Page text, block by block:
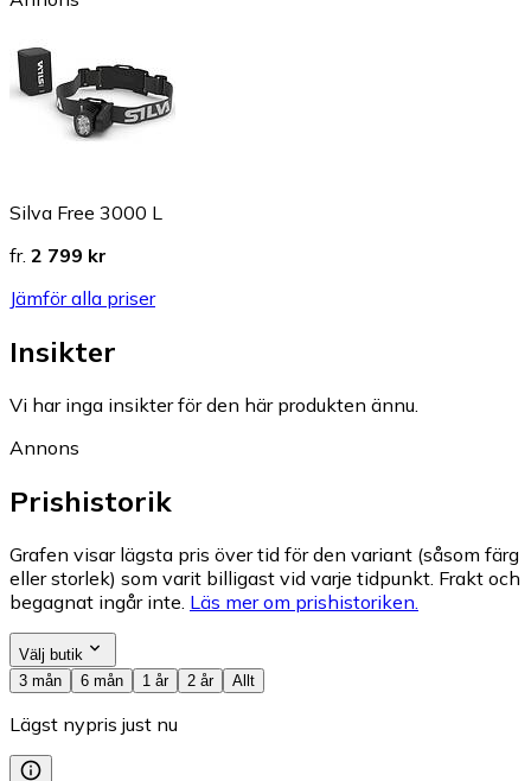
Silva Free 3000 L
fr. 2 799 kr
Jämför alla priser
Insikter
Vi har inga insikter för den här produkten ännu.
Annons
Prishistorik
Grafen visar lägsta pris över tid för den variant (såsom färg
eller storlek) som varit billigast vid varje tidpunkt. Frakt och
begagnat ingår inte. Läs mer om prishistoriken.
Välj butik
3 mån
6 mån 1 år 2 år Allt
Lägst nypris just nu